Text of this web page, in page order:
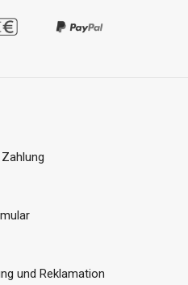
und Reklamation